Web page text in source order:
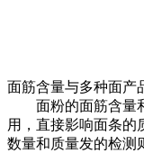
面筋含量与多种面产
面粉的面筋含量和
用，直接影响面条
数量和质量发的检测